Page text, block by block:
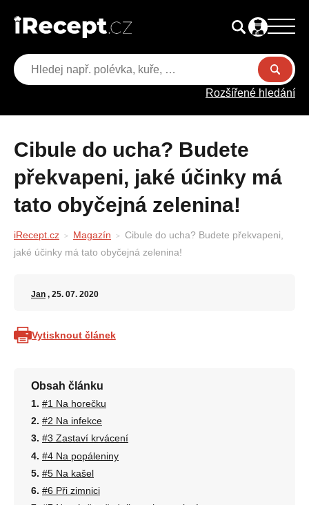
Rozšířené hledání
Cibule do ucha? Budete
překvapeni, jaké účinky má
tato obyčejná zelenina!
iRecept.cz Magazín
Cibule do ucha? Budete překvapeni,
jaké účinky má tato obyčejná zelenina!
Jan , 25. 07. 2020
Vytisknout článek
Obsah článku
#1 Na horečku
#2 Na infekce
#3 Zastaví krvácení
#4 Na popáleniny
#5 Na kašel
#6 Při zimnici